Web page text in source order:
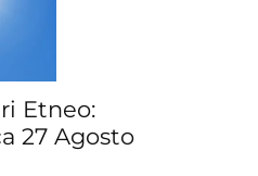
Etneo:
27 Agosto